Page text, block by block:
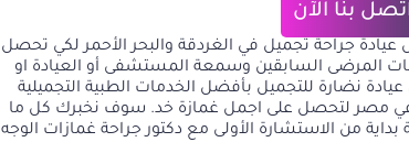
بنا الآن
جراحة تجميل في الغردقة والبحر الأحمر لكي تحصل
المرضى السابقين وسمعة المستشفى أو العيادة او
نضارة للتجميل بأفضل الخدمات الطبية التجميلية
مصر لتحصل على اجمل غمازة خد. سوف نخبرك كل ما
من الاستشارة الأولى مع دكتور جراحة غمازات الوجه